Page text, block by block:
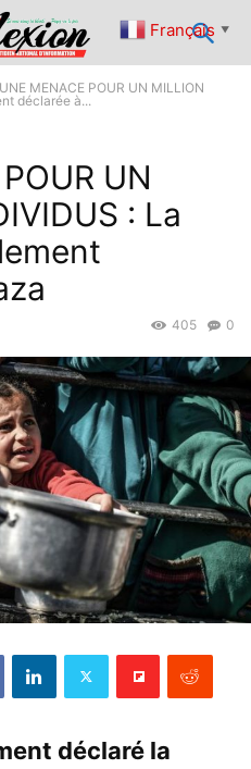
UNE MENACE POUR UN MILLION
déclarée à...
UN
: La
0
405
déclaré la
Français ▼